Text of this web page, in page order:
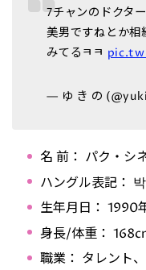
7チャンのドクタ
美男ですねとか相
みてるㅋㅋ
— ゆ き の
名 前： パク・シ
ハングル表記：
生年月日： 1990
身長/体重：
職業： タレント